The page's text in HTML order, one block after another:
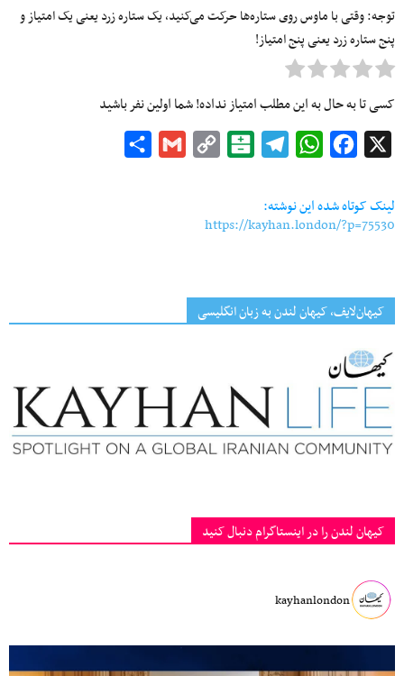
توجه: وقتی با ماوس روی ستاره‌ها حرکت می‌کنید، یک ستاره زرد یعنی یک امتیاز و
پنج ستاره زرد یعنی پنج امتیاز!
کسی تا به حال به این مطلب امتیاز نداده! شما اولین نفر باشید
Facebook
WhatsApp
Telegram
Balatarin
Copy
Gmail
لینک کوتاه شده این نوشته:
https://kayhan.london/?p=75530
کیهان‌لایف، کیهان لندن به زبان انگلیسی
کیهان لندن را در اینستاگرام دنبال کنید
kayhanlondon